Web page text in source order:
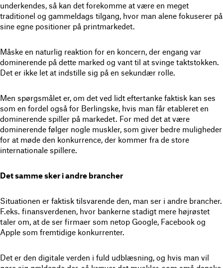
underkendes, så kan det forekomme at være en meget
traditionel og gammeldags tilgang, hvor man alene fokuserer på
sine egne positioner på printmarkedet.
Måske en naturlig reaktion for en koncern, der engang var
dominerende på dette marked og vant til at svinge taktstokken.
Det er ikke let at indstille sig på en sekundær rolle.
Men spørgsmålet er, om det ved lidt eftertanke faktisk kan ses
som en fordel også for Berlingske, hvis man får etableret en
dominerende spiller på markedet. For med det at være
dominerende følger nogle muskler, som giver bedre muligheder
for at møde den konkurrence, der kommer fra de store
internationale spillere.
Det samme sker i andre brancher
Situationen er faktisk tilsvarende den, man ser i andre brancher.
F.eks. finansverdenen, hvor bankerne stadigt mere højrøstet
taler om, at de ser firmaer som netop Google, Facebook og
Apple som fremtidige konkurrenter.
Det er den digitale verden i fuld udblæsning, og hvis man vil